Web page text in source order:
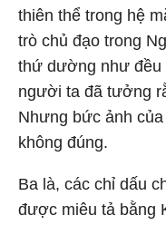
thiên thể trong hệ
trò chủ đạo trong
thứ dường như đều
người ta đã tưởng
Nhưng bức ảnh
không đúng.
Ba là, các chỉ dấu
được miêu tả bằng